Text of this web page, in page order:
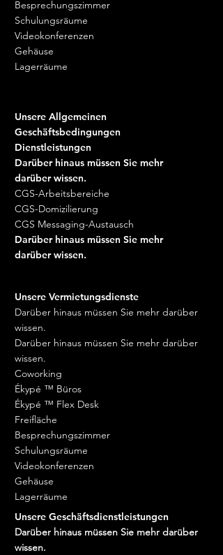
ist mit einer Woche in den
Provinzen zu rechnen.
Digitalkameras und Camcorder,
Videoprojektoren,
Overheadprojektoren,
Fotokopierer, dynamische oder
interaktive Bildschirme,
und Speicherkarte sowie
Videoüberwachungslösungen
sind nur in ihrer intakten und
nicht versiegelten Verpackung
enthalten.
* Ohne Versand- oder
Montagekosten
** Die Widerrufsfrist für
bestimmte Geräte wie Computer
und Touchpads, alle
Speicherschlüssel und
Speicherkarte, Speicherdisk,
Digitalkameras und Camcorder
beträgt 7 Tage. Videoprojektoren,
Overheadprojektoren,
Fotokopierer, dynamische oder
interaktive Bildschirme,
Fernseher, DVD-Player,
Audiogeräte,
Videoüberwachungslösungen,
Ventilatoren, Klimaanlagen
Besprechungszimmer
Schulungsräume
Videokonferenzen
Gehäuse
Lagerräume
Unsere Allgemeinen
Geschäftsbedingungen
Dienstleistungen
Darüber hinaus müssen Sie mehr
darüber wissen.
CGS-Arbeitsbereiche
CGS-Domizilierung
CGS Messaging-Austausch
Darüber hinaus müssen Sie mehr
darüber wissen.
Unsere Vermietungsdienste
Darüber hinaus müssen Sie mehr darüber
wissen.
Darüber hinaus müssen Sie mehr darüber
wissen.
Coworking
Ékypé ™ Büros
Ékypé ™ Flex Desk
Freifläche
Besprechungszimmer
Schulungsräume
Videokonferenzen
Gehäuse
Lagerräume
Unsere Geschäftsdienstleistungen
Darüber hinaus müssen Sie mehr darüber
wissen.